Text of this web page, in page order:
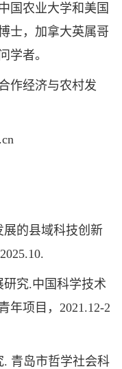
国农业大学和美国
士，加拿大英属哥
学者。
经济与农村发
的县域科技创新
究.中国科学技术
年项目，2021.12-2
岛市哲学社会科